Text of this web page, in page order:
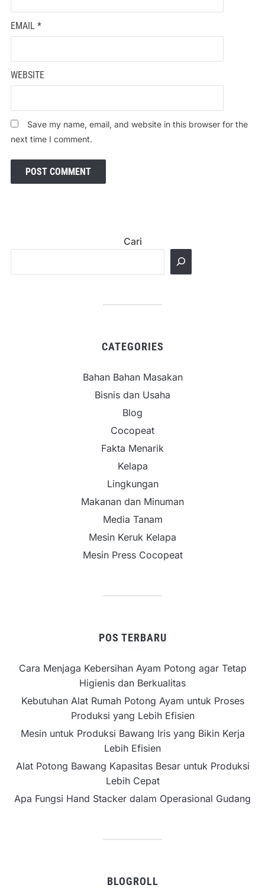
EMAIL *
WEBSITE
Save my name, email, and website in this browser for the
next time I comment.
Cari
CATEGORIES
Bahan Bahan Masakan
Bisnis dan Usaha
Blog
Cocopeat
Fakta Menarik
Kelapa
Lingkungan
Makanan dan Minuman
Media Tanam
Mesin Keruk Kelapa
Mesin Press Cocopeat
POS TERBARU
Cara Menjaga Kebersihan Ayam Potong agar Tetap
Higienis dan Berkualitas
Kebutuhan Alat Rumah Potong Ayam untuk Proses
Produksi yang Lebih Efisien
Mesin untuk Produksi Bawang Iris yang Bikin Kerja
Lebih Efisien
Alat Potong Bawang Kapasitas Besar untuk Produksi
Lebih Cepat
Apa Fungsi Hand Stacker dalam Operasional Gudang
BLOGROLL